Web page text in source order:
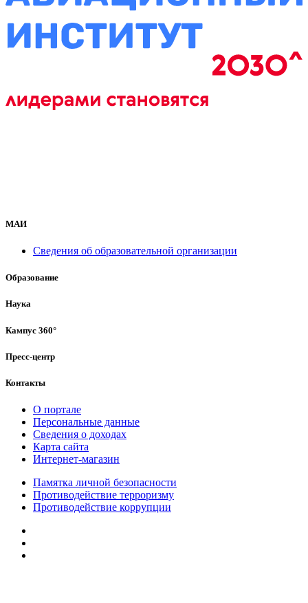
МАИ
Сведения об образовательной организации
Образование
Наука
Кампус 360°
Пресс-центр
Контакты
О портале
Персональные данные
Сведения о доходах
Карта сайта
Интернет-магазин
Памятка личной безопасности
Противодействие терроризму
Противодействие коррупции